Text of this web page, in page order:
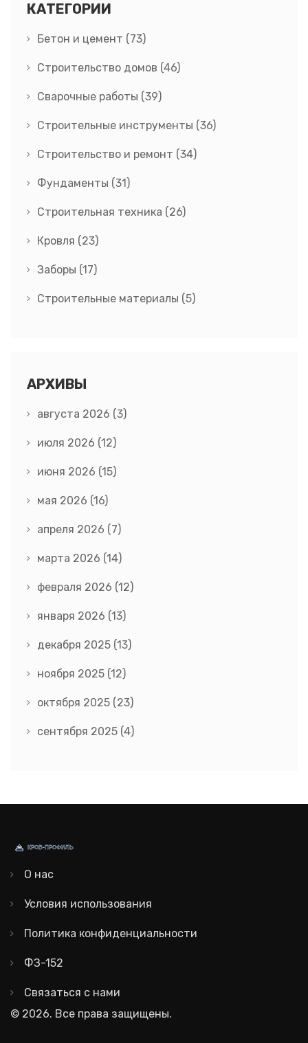
КАТЕГОРИИ
Бетон и цемент (73)
Строительство домов (46)
Сварочные работы (39)
Строительные инструменты (36)
Строительство и ремонт (34)
Фундаменты (31)
Строительная техника (26)
Кровля (23)
Заборы (17)
Строительные материалы (5)
АРХИВЫ
августа 2026 (3)
июля 2026 (12)
июня 2026 (15)
мая 2026 (16)
апреля 2026 (7)
марта 2026 (14)
февраля 2026 (12)
января 2026 (13)
декабря 2025 (13)
ноября 2025 (12)
октября 2025 (23)
сентября 2025 (4)
О нас
Условия использования
Политика конфиденциальности
ФЗ-152
Связаться с нами
© 2026. Все права защищены.